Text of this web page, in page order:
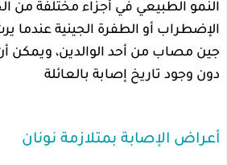
النمو الطبيعي في أجزاء مختلفة من
الإضطراب أو الطفرة الجينية
جين مصاب من أحد الوالدين، ويمكن
دون وجود تاريخ إصابة بالعائلة
أعراض الإصابة بمتلازمة نونان